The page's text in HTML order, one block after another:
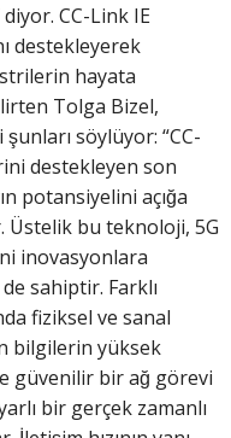
CC-Link IE
destekleyerek
hayata
Tolga Bizel,
söylüyor: “CC-
destekleyen son
potansiyelini açığa
Üstelik bu teknoloji, 5G
inovasyonlara
sahiptir. Farklı
fiziksel ve sanal
bilgilerin yüksek
güvenilir bir ağ görevi
bir gerçek zamanlı